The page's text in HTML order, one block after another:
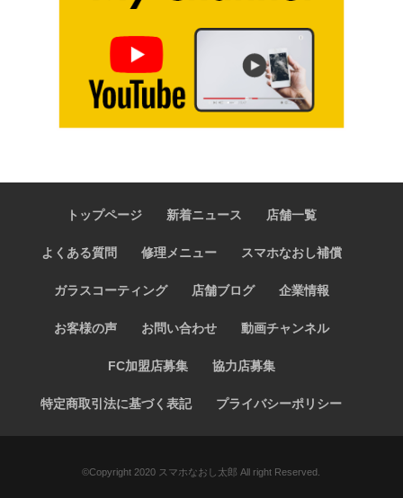
トップページ 新着ニュース 店舗一覧
よくある質問 修理メニュー スマホなおし補償
ガラスコーティング 店舗ブログ 企業情報
お客様の声 お問い合わせ 動画チャンネル
FC加盟店募集 協力店募集
特定商取引法に基づく表記 プライバシーポリシー
©️Copyright 2020 スマホなおし太郎 All right Reserved.